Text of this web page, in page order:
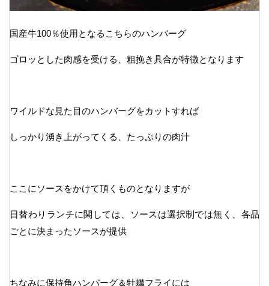
国産牛100％使用となるこちらのハンバーグ
ゴロッとした肉感を受ける、粗挽き具合が特徴となります
ワイルドな見た目のハンバーグをカットすれば
しっかり湧き上がってくる、たっぷりの肉汁
ここにソースをかけて頂くものとなりますが
日替わりランチに関しては、ソースは選択制では無く、各品
ごとに決まったソースが提供
ちなみに保持角ハンバーグ＆牡蠣フライには